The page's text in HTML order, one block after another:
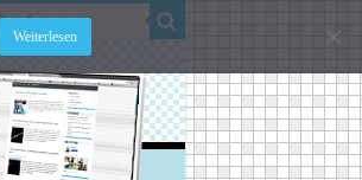
Weiterlesen